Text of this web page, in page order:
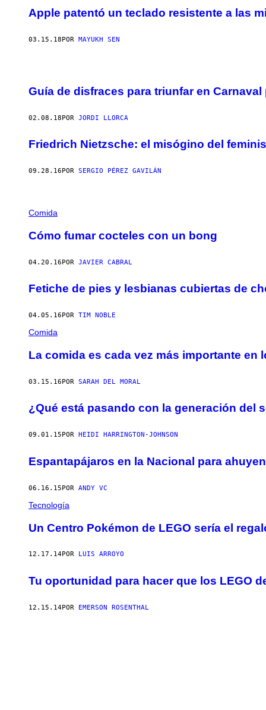
Apple patentó un teclado resistente a las
03.15.18 POR MAYUKH SEN
Guía de disfraces para triunfar en
02.08.18POR JORDI LLORCA
Friedrich Nietzsche: el misógino del
09.28.16 POR SERGIO PÉREZ GAVILÁN
Comida
Cómo fumar cocteles con un bong
04.20.16POR JAVIER CABRAL
Fetiche de pies y lesbianas cubiertas de
04.05.16 POR TIM NOBLE
Comida
La comida es cada vez más importante en
03.15.16POR SARAH DEL MORAL
¿Qué está pasando con la generación del
09.01.15 POR HEIDI HARRINGTON-JOHNSON
Espantapájaros en la Nacional para
06.16.15POR ANDY VC
Tecnología
Un Centro Pokémon de LEGO sería el
12.17.14POR LUIS ARROYO
Tu oportunidad para hacer que los LEGO
12.15.14POR EMERSON ROSENTHAL